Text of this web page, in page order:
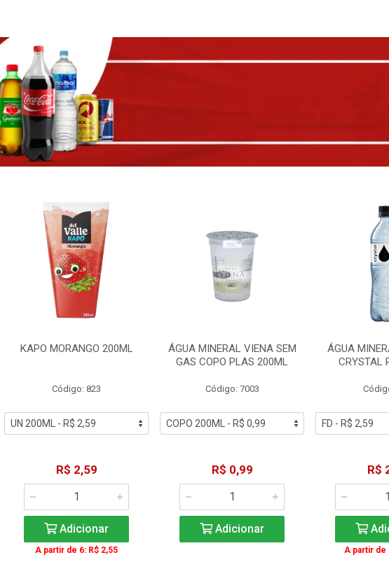
KAPO MORANGO 200ML
Código: 823
R$ 2,59
Adicionar
A partir de 6: R$ 2,55
ÁGUA MINERAL VIENA SEM
GAS COPO PLAS 200ML
Código: 7003
R$ 0,99
Adicionar
ÁGUA
CRYSTAL
R$
A partir de